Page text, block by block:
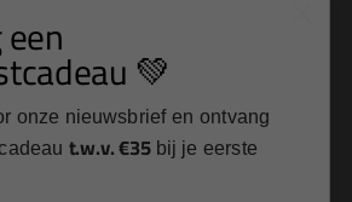
deals rechtstreeks in je
💚
onze nieuwsbrief en ontvang
t.w.v. €35 bij je eerste